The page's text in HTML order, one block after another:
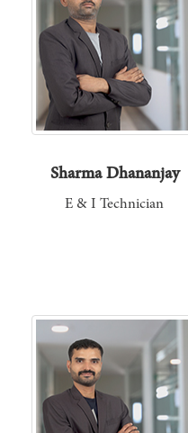
Sharma Dhananjay
E & I Technician